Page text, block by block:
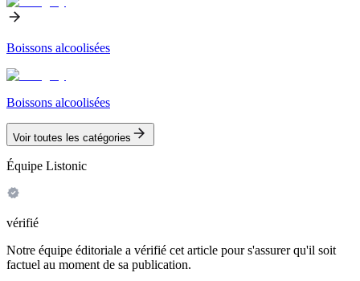
Boissons alcoolisées
Boissons alcoolisées
Voir toutes les catégories
Équipe Listonic
vérifié
Notre équipe éditoriale a vérifié cet article pour s'assurer qu'il soit
factuel au moment de sa publication.